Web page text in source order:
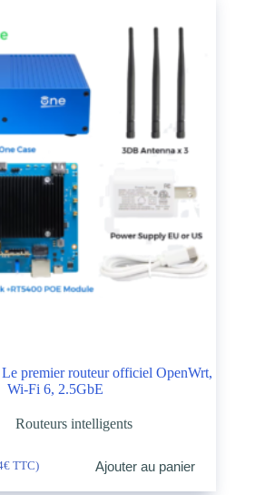
premier routeur officiel OpenWrt,
Wi-Fi 6, 2.5GbE
Routeurs intelligents
€TTC) Ajouter au panier